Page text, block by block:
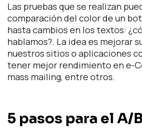
Las pruebas que se realizan
comparación del color de un
hasta cambios en los textos:
hablamos?. La idea es mejorar
nuestros sitios o aplicaciones
tener mejor rendimiento en e-
mass mailing, entre otros.
5 pasos para el A/